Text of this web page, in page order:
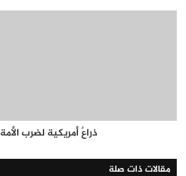
ذراعٌ أمريكية لضرب الأمة
مقالات ذات صلة